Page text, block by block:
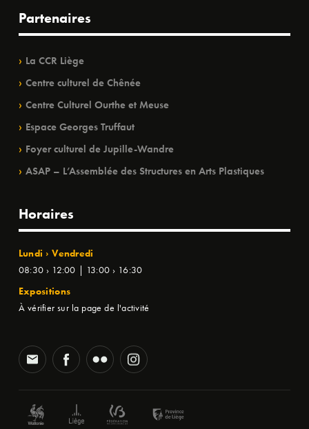
Partenaires
La CCR Liège
Centre culturel de Chênée
Centre Culturel Ourthe et Meuse
Espace Georges Truffaut
Foyer culturel de Jupille-Wandre
ASAP – L’Assemblée des Structures en Arts Plastiques
Horaires
Lundi › Vendredi
08:30 › 12:00 | 13:00 › 16:30
Expositions
À vérifier sur la page de l'activité